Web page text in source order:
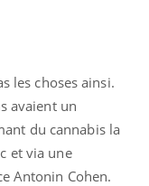
les choses ainsi.
avaient un
du cannabis la
et via une
Antonin Cohen.